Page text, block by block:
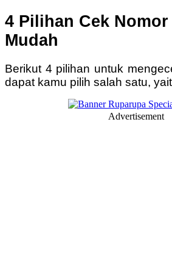
4 Pilihan Cek
Mudah
Berikut 4 pilihan untuk
dapat kamu pilih salah satu,
Advertisement